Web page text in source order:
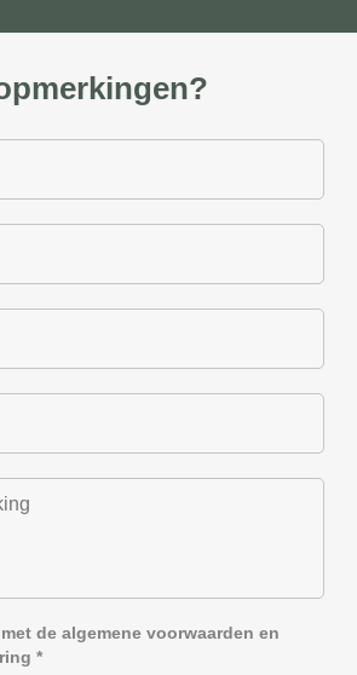
met dealgemene voorwaarden en
*